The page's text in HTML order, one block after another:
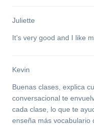
Juliette
It’s very good and I like
Kevin
Buenas clases, explica
conversacional te
cada clase, lo que te
enseña más vocabulario